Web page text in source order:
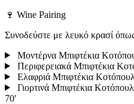
🍷 Wine Pairing
Συνοδεύστε με λευκό κρασί
Μοντέρνα Μπιφτέκια
Περιφερειακά Μπιφτέκια
Ελαφριά Μπιφτέκια
Γιορτινά Μπιφτέκια
70′